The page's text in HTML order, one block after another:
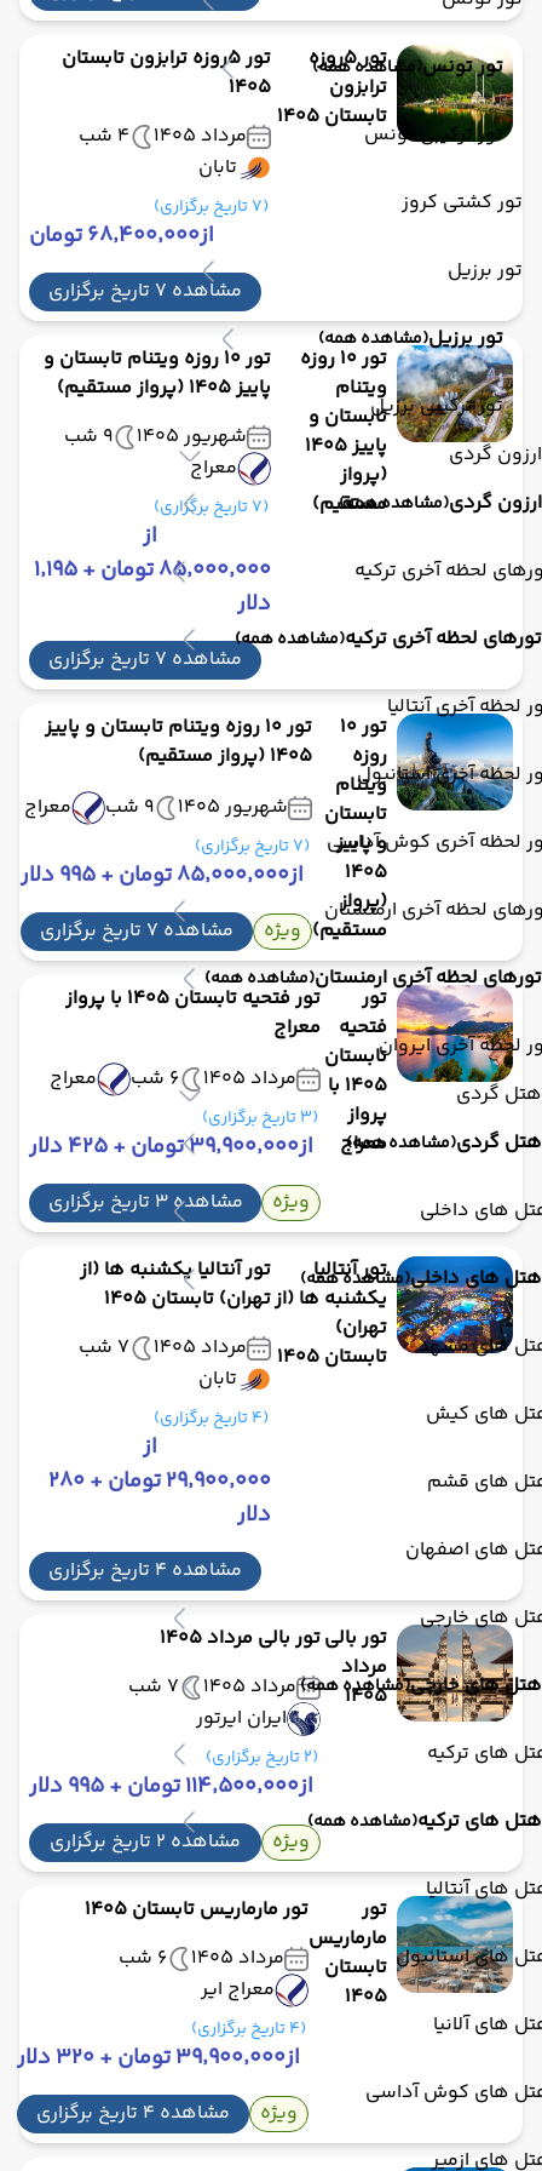
تور تونس(مشاهده همه)
تور ترکیبی تونس
تور کشتی کروز
تور برزیل
تور برزیل(مشاهده همه)
تور ترکیبی برزیل
ارزون گردی
ارزون گردی(مشاهده همه)
لحظه آخری ترکیه
تورهای لحظه آخری ترکیه(مشاهده همه)
لحظه آخری آنتالیا
لحظه آخری استانبول
لحظه آخری کوش آداسی
لحظه آخری ارمنستان
تورهای لحظه آخری ارمنستان(مشاهده همه)
لحظه آخری ایروان
هتل گردی
هتل گردی(مشاهده همه)
های داخلی
هتل های داخلی(مشاهده همه)
های مشهد
های کیش
های قشم
های اصفهان
های خارجی
هتل های خارجی(مشاهده همه)
های ترکیه
هتل های ترکیه(مشاهده همه)
های آنتالیا
های استانبول
های آلانیا
های کوش آداسی
های ازمیر
تور 5روزه
ترابزون
تابستان 1405
تور 5روزه ترابزون تابستان
1405
مرداد 1405
4 شب
تابان
(7 تاریخ برگزاری)
از۶۸٬۴۰۰٬۰۰۰ تومان
مشاهده 7 تاریخ برگزاری
تور 10 روزه
ویتنام
تابستان و
پاییز 1405
(پرواز
مستقیم)
تور 10 روزه ویتنام تابستان و
پاییز 1405 (پرواز مستقیم)
شهریور 1405
9 شب
معراج
(7 تاریخ برگزاری)
از
۸۵٬۰۰۰٬۰۰۰ تومان + ۱٬۱۹۵
دلار
مشاهده 7 تاریخ برگزاری
تور 10
روزه
ویتنام
تابستان
و پاییز
1405
(پرواز
مستقیم)
تور 10 روزه ویتنام تابستان و پاییز
1405 (پرواز مستقیم)
شهریور 1405
9 شب معراج
(7 تاریخ برگزاری)
از۸۵٬۰۰۰٬۰۰۰ تومان + ۹۹۵ دلار
ویژه مشاهده 7 تاریخ برگزاری
تور
فتحیه
تابستان
1405 با
پرواز
معراج
تور فتحیه تابستان 1405 با پرواز
معراج
مرداد 1405
6 شب معراج
(3 تاریخ برگزاری)
از۳۹٬۹۰۰٬۰۰۰ تومان + ۴۲۵ دلار
ویژه مشاهده 3 تاریخ برگزاری
تور آنتالیا
یکشنبه ها (از
تهران)
تابستان 1405
تور آنتالیا یکشنبه ها (از
تهران) تابستان 1405
مرداد 1405
7 شب
تابان
(4 تاریخ برگزاری)
از
۲۹٬۹۰۰٬۰۰۰ تومان + ۲۸۰
دلار
مشاهده 4 تاریخ برگزاری
تور بالی
مرداد
1405
تور بالی مرداد 1405
مرداد 1405
7 شب
ایران ایرتور
(2 تاریخ برگزاری)
از۱۱۴٬۵۰۰٬۰۰۰ تومان + ۹۹۵ دلار
ویژه مشاهده 2 تاریخ برگزاری
تور
مارماریس
تابستان
1405
تور مارماریس تابستان 1405
مرداد 1405
6 شب
معراج ایر
(4 تاریخ برگزاری)
از۳۹٬۹۰۰٬۰۰۰ تومان + ۳۲۰ دلار
ویژه مشاهده 4 تاریخ برگزاری